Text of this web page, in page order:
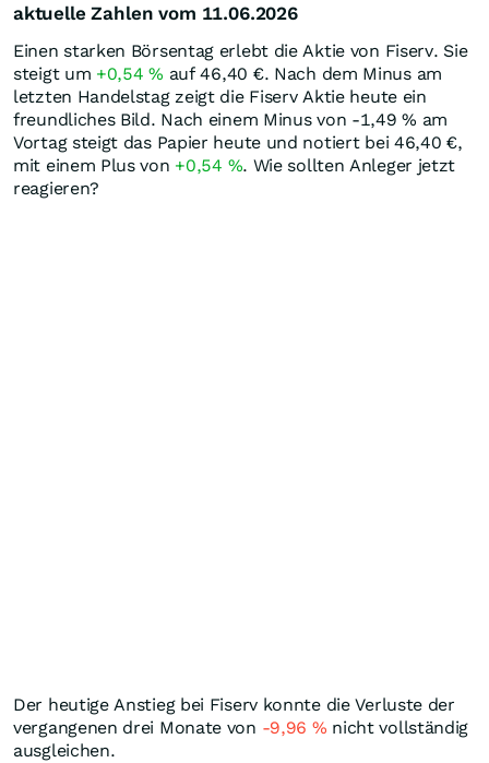
aktuelle Zahlen vom 11.06.2026
Einen starken Börsentag erlebt die Aktie von Fiserv. Sie
steigt um +0,54% auf 46,40 €. Nach dem Minus am
letzten Handelstag zeigt die Fiserv Aktie heute ein
freundliches Bild. Nach einem Minus von -1,49% am
Vortag steigt das Papier heute und notiert bei 46,40 €,
mit einem Plus von +0,54 %. Wie sollten Anleger jetzt
reagieren?
Der heutige Anstieg bei Fiserv konnte die Verluste der
vergangenen drei Monate von -9,96 % nicht vollständig
ausgleichen.